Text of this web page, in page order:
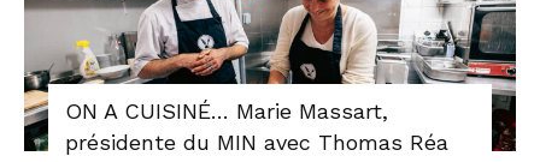
ON A CUISINÉ… Marie Massart,
présidente du MIN avec Thomas Réa